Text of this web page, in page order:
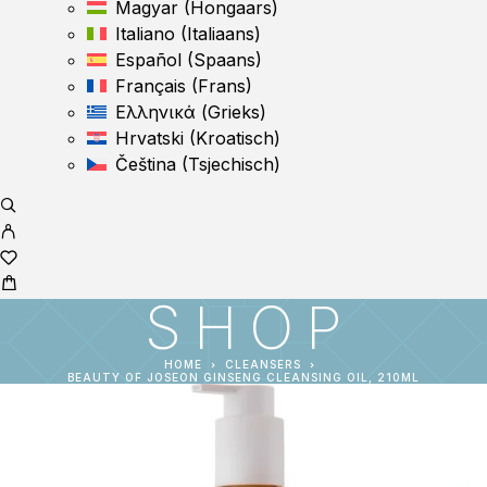
Magyar (Hongaars)
Italiano (Italiaans)
Español (Spaans)
Français (Frans)
Ελληνικά (Grieks)
Hrvatski (Kroatisch)
Čeština (Tsjechisch)
SHOP
HOME
CLEANSERS
BEAUTY OF JOSEON GINSENG CLEANSING OIL, 210ML